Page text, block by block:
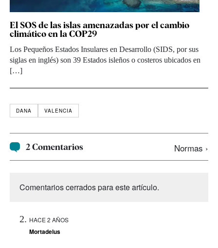
El SOS de las islas amenazadas por el cambio
climático en la COP29
Los Pequeños Estados Insulares en Desarrollo (SIDS, por sus
siglas en inglés) son 39 Estados isleños o costeros ubicados en
[…]
DANA VALENCIA
2 Comentarios Normas ›
Comentarios cerrados para este artículo.
HACE 2 AÑOS
Mortadelus